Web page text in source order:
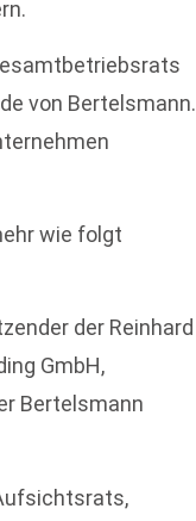
von Bertelsmann.
wie folgt
der Reinhard
GmbH,
Bertelsmann